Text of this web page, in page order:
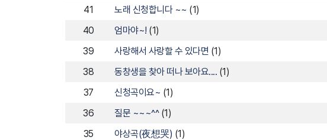
41
노래 신청합니다 ~~ (1)
40
엄마야~! (1)
39
사랑해서 사랑할 수 있다면 (1)
38
동창생을 찾아 떠나 보아요.... (1)
37
신청곡이요~ (1)
36
질문 ~~~^^ (1)
35
야상곡(夜想哭) (1)